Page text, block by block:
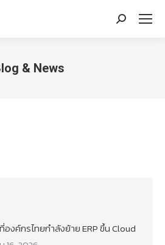
Search:
& News
องค์กรไทยกำลังย้าย ERP ขึ้น Cloud